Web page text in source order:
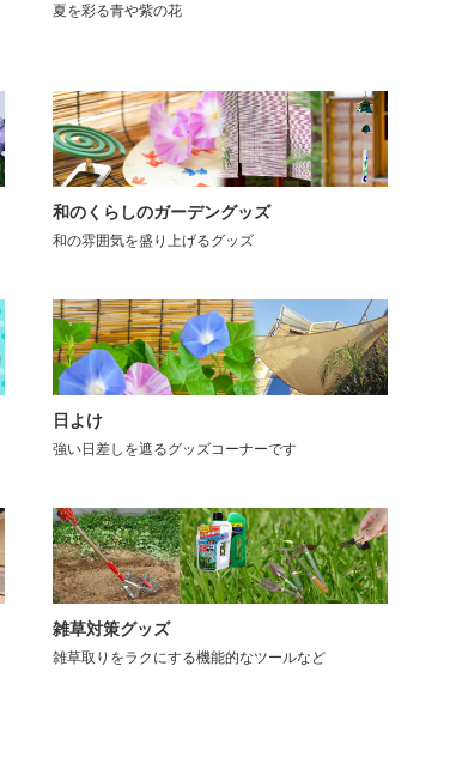
夏を彩る青や紫の花
和のくらしのガーデングッズ
和の雰囲気を盛り上げるグッズ
日よけ
強い日差しを遮るグッズコーナーです
雑草対策グッズ
雑草取りをラクにする機能的なツールなど